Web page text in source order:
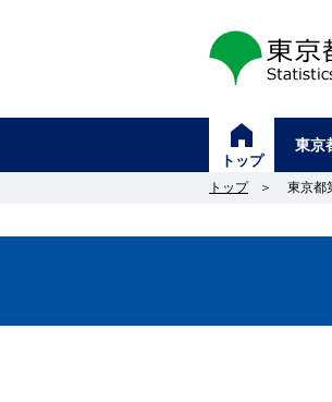
東京都の統計
トップ
東京
トップ ＞ 東京都